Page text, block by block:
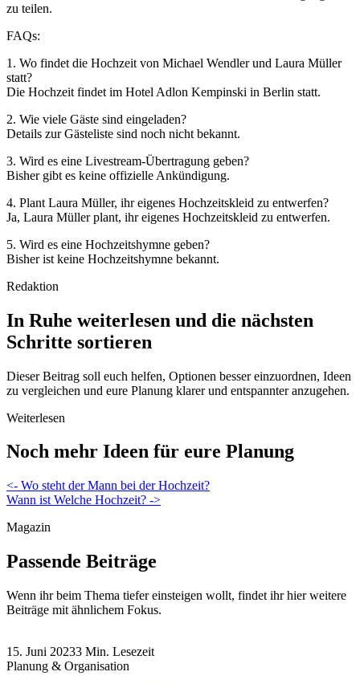
zu teilen.
FAQs:
1. Wo findet die Hochzeit von Michael Wendler und Laura Müller
statt?
Die Hochzeit findet im Hotel Adlon Kempinski in Berlin statt.
2. Wie viele Gäste sind eingeladen?
Details zur Gästeliste sind noch nicht bekannt.
3. Wird es eine Livestream-Übertragung geben?
Bisher gibt es keine offizielle Ankündigung.
4. Plant Laura Müller, ihr eigenes Hochzeitskleid zu entwerfen?
Ja, Laura Müller plant, ihr eigenes Hochzeitskleid zu entwerfen.
5. Wird es eine Hochzeitshymne geben?
Bisher ist keine Hochzeitshymne bekannt.
Redaktion
In Ruhe weiterlesen und die nächsten
Schritte sortieren
Dieser Beitrag soll euch helfen, Optionen besser einzuordnen, Ideen
zu vergleichen und eure Planung klarer und entspannter anzugehen.
Weiterlesen
Noch mehr Ideen für eure Planung
Beitragsnavigation
<- Wo steht der Mann bei der Hochzeit?
Wann ist Welche Hochzeit? ->
Magazin
Passende Beiträge
Wenn ihr beim Thema tiefer einsteigen wollt, findet ihr hier weitere
Beiträge mit ähnlichem Fokus.
15. Juni 20233 Min. Lesezeit
Planung & Organisation